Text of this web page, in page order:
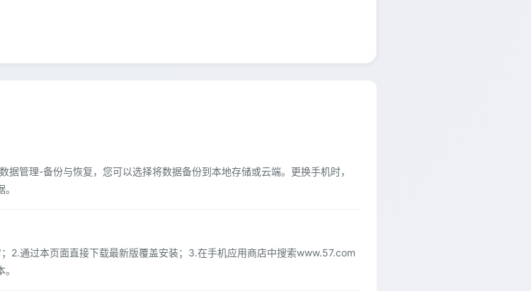
管理-备份与恢复，您可以选择将数据备份到本地存储或云端。更换手机时，
2.通过本页面直接下载最新版覆盖安装；3.在手机应用商店中搜索www.57.com